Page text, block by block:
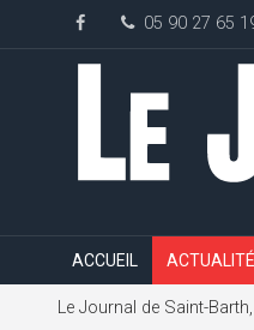
05 90 27 65
ACCUEIL
Le Journal de Saint-